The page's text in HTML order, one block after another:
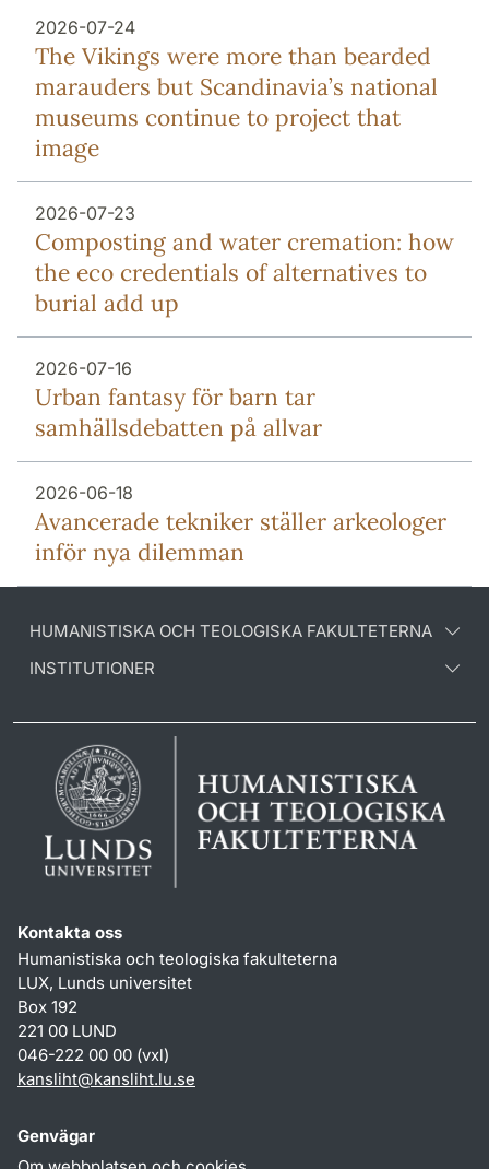
2026-07-24
The Vikings were more than bearded
marauders but Scandinavia’s national
museums continue to project that
image
2026-07-23
Composting and water cremation: how
the eco credentials of alternatives to
burial add up
2026-07-16
Urban fantasy för barn tar
samhällsdebatten på allvar
2026-06-18
Avancerade tekniker ställer arkeologer
inför nya dilemman
HUMANISTISKA OCH TEOLOGISKA FAKULTETERNA
INSTITUTIONER
Kontakta oss
Humanistiska och teologiska fakulteterna
LUX, Lunds universitet
Box 192
221 00 LUND
046-222 00 00 (vxl)
kansliht@kansliht.lu.se
Genvägar